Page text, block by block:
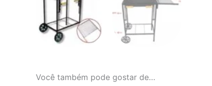
Você também pode gostar de…